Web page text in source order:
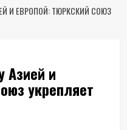
И ЕВРОПОЙ: ТЮРКСКИЙ СОЮЗ
Азией и
укрепляет